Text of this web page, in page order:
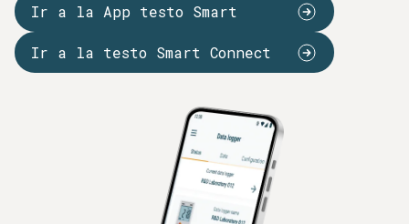
Ir a la App testo Smart
Ir a la testo Smart Connect